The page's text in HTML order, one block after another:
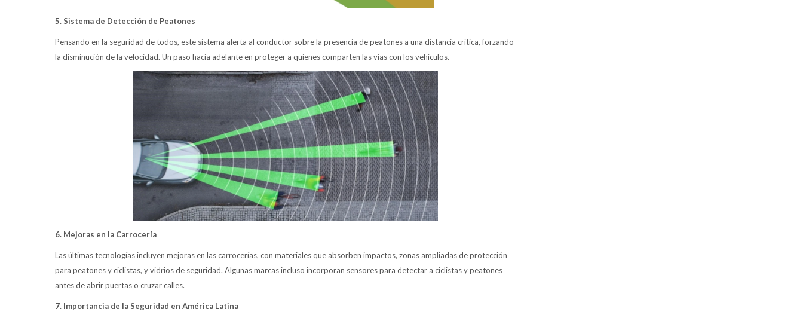
5. Sistema de Detección de Peatones
Pensando en la seguridad de todos, este sistema alerta al conductor sobre la presencia de peatones a una distancia crítica, forzando
la disminución de la velocidad. Un paso hacia adelante en proteger a quienes comparten las vías con los vehículos.
6. Mejoras en la Carrocería
Las últimas tecnologías incluyen mejoras en las carrocerías, con materiales que absorben impactos, zonas ampliadas de protección
para peatones y ciclistas, y vidrios de seguridad. Algunas marcas incluso incorporan sensores para detectar a ciclistas y peatones
antes de abrir puertas o cruzar calles.
7. Importancia de la Seguridad en América Latina